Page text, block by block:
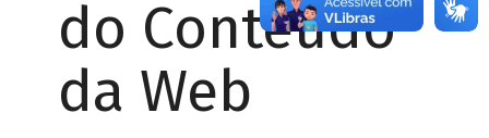
do Conteúdo
da Web